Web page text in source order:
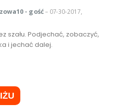
- gość– 07-30-2017,
szału. Podjechać, zobaczyć,
i jechać dalej.